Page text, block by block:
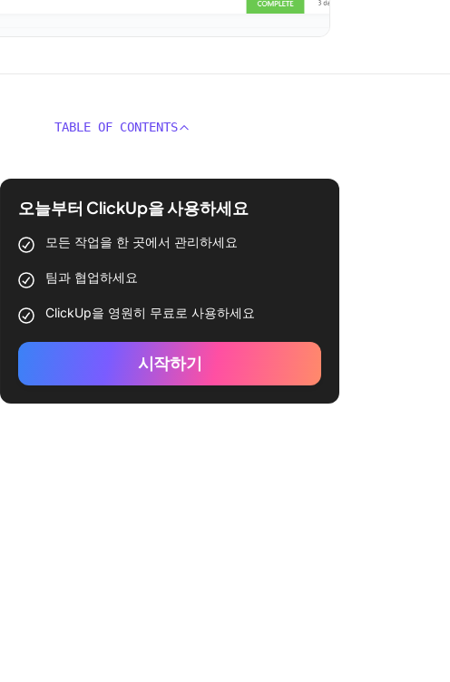
TABLE OF CONTENTS
오늘부터 ClickUp을 사용하세요
모든 작업을 한 곳에서 관리하세요
팀과 협업하세요
ClickUp을 영원히 무료로 사용하세요
시작하기